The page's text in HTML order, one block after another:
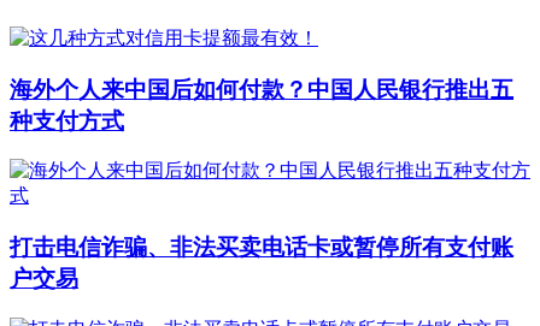
海外个人来中国后如何付款？中国人民银行推出五
种支付方式
打击电信诈骗、非法买卖电话卡或暂停所有支付账
户交易